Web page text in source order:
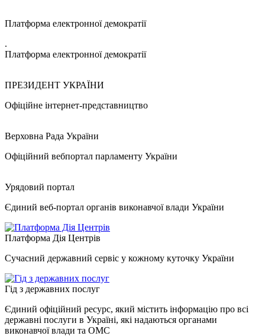
Платформа електронної демократії
.
Платформа електронної демократії
ПРЕЗИДЕНТ УКРАЇНИ
Офіційне інтернет-представництво
Верховна Рада України
Офіційний вебпортал парламенту України
Урядовий портал
Єдиний веб-портал органів виконавчої влади України
Платформа Дія Центрів
Сучасний державний сервіс у кожному куточку України
Гід з державних послуг
Єдиний офіційний ресурс, який містить інформацію про всі
державні послуги в Україні, які надаються органами
виконавчої влади та ОМС